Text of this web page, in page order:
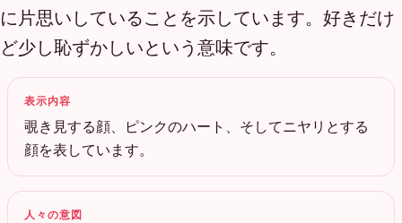
に片思いしていることを示しています。好きだけ
ど少し恥ずかしいという意味です。
表示内容
覗き見する顔、ピンクのハート、そしてニヤリとする
顔を表しています。
人々の意図